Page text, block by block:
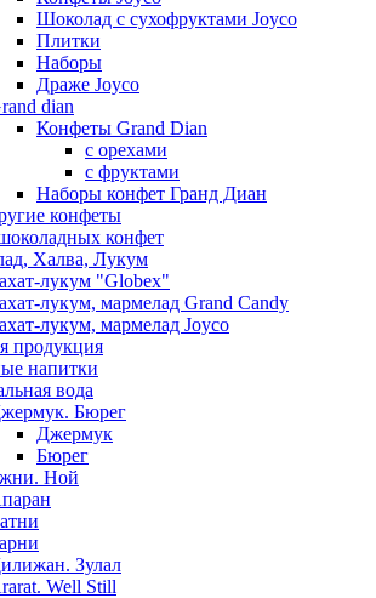
Шоколад с сухофруктами Joyco
Плитки
Наборы
Драже Joyco
dian
Конфеты Grand Dian
с орехами
с фруктами
Наборы конфет Гранд Диан
конфеты
конфет
Халва, Лукум
лукум "Globex"
лукум, мармелад Grand Candy
лукум, мармелад Joyco
продукция
напитки
вода
Бюрег
Джермук
Бюрег
Ной
Зулал
Well Still